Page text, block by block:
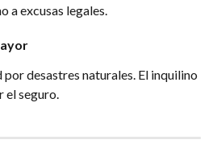
a excusas legales.
desastres naturales. El inquilino
el seguro.